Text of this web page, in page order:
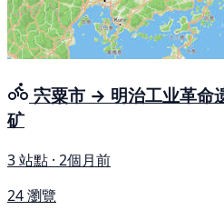
宍粟市 → 明治工业革命
矿
3 站點 · 2個月前
24 瀏覽